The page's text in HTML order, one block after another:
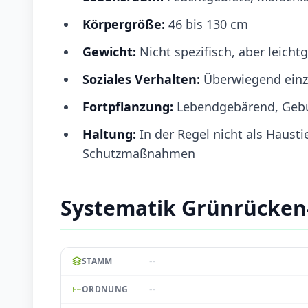
Körpergröße: 46 bis 130 cm
Gewicht: Nicht spezifisch, aber
Soziales Verhalten: Überwiegend
Fortpflanzung: Lebendgebärend,
Haltung: In der Regel nicht als
Schutzmaßnahmen
Systematik
STAMM --
ORDNUNG --